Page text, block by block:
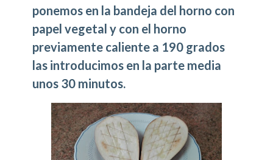
ponemos en la bandeja del horno con
papel vegetal y con el horno
previamente caliente a 190 grados
las introducimos en la parte media
unos 30 minutos.